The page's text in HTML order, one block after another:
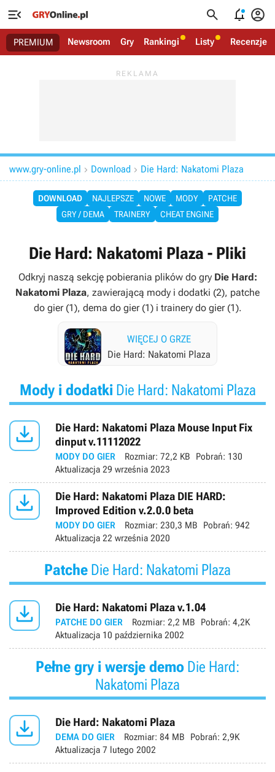
   
PREMIUM Newsroom Gry Rankingi Listy Recenzje
www.gry-online.pl  Download  Die Hard: Nakatomi Plaza
DOWNLOAD NAJLEPSZE NOWE MODY
PATCHE
GRY / DEMA
TRAINERY CHEAT ENGINE
Die Hard: Nakatomi Plaza - Pliki
Odkryj naszą sekcję pobierania plików do gry Die Hard:
Nakatomi Plaza, zawierającą mody i dodatki (2), patche
do gier (1), dema do gier (1) i trainery do gier (1).
WIĘCEJ O GRZE
Die Hard: Nakatomi Plaza
Mody i dodatkiDie Hard: Nakatomi Plaza

Die Hard: Nakatomi Plaza Mouse Input Fix
dinput v.11112022
MODY DO GIER Rozmiar: 72,2 KB Pobrań: 130
Aktualizacja 29 września 2023

Die Hard: Nakatomi Plaza DIE HARD:
Improved Edition v.2.0.0 beta
MODY DO GIER Rozmiar: 230,3 MB Pobrań: 942
Aktualizacja 22 września 2020
Patche Die Hard: Nakatomi Plaza
 Die Hard: Nakatomi Plaza v.1.04
PATCHE DO GIER Rozmiar: 2,2 MB Pobrań: 4,2K
Aktualizacja 10 października 2002
Pełne gry i wersje demo Die Hard:
Nakatomi Plaza
 Die Hard: Nakatomi Plaza
DEMA DO GIER Rozmiar: 84 MB Pobrań: 2,9K
Aktualizacja 7 lutego 2002